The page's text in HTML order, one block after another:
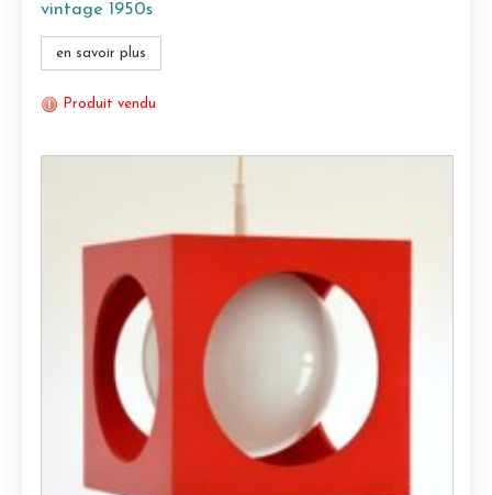
vintage 1950s
en savoir plus
Produit vendu